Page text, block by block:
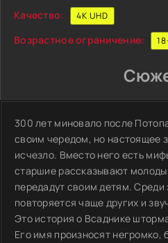
Качество:
4K UHD
Возрастное ограничение:
300 лет миновало после
своим чередом, но настоящее
исчезло. Вместо него есть
старшие рассказывают
передадут своим детям. Среди
повторяется чаще других и
Это история о Всаднике
Его имя произносят негромко,